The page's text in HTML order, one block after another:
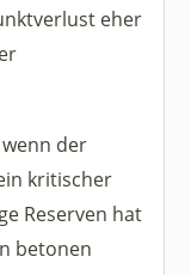
eher
der
kritischer
Reserven hat
betonen